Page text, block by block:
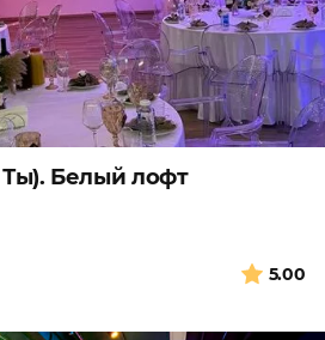
Ты). Белый лофт
5.00